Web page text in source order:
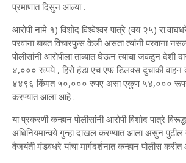
प्रमाणात दिसुन आल्या .
आरोपी नामे १) विशोद विश्वेश्वर पात्रे (वय २५)
परवाना बाबत विचारफुस केली असता त्यांनी परवाना
पोलीसांनी आरोपीला ताब्यात घेऊन त्यांचा जवळुन देशी
४,००० रूपये , हिरो हंडा एच एफ डिलक्स दुचाकी
४४९६ किंमत ५०,००० रुपए असा एकुण ५४,०००
करण्यात आला आहे .
या प्रकरणी कन्हान पोलीसांनी आरोपी विशोद पात्रे
अधिनियमान्वये गुन्हा दाखल करण्यात आला असुन पुढील
वैजयंती मंडवधरे यांचा मार्गदर्शनात कन्हान पोलीस